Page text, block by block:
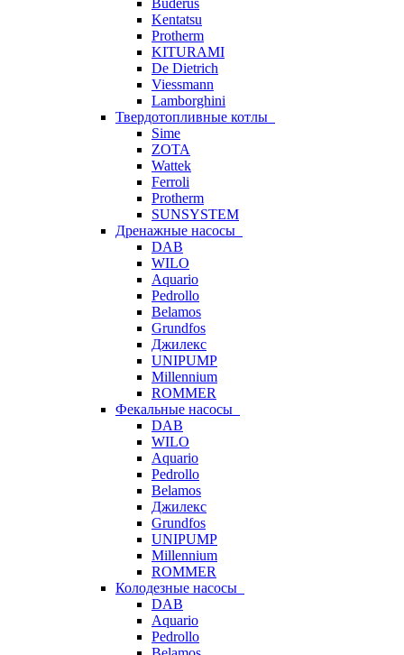
Buderus
Kentatsu
Protherm
KITURAMI
De Dietrich
Viessmann
Lamborghini
Твердотопливные котлы
Sime
ZOTA
Wattek
Ferroli
Protherm
SUNSYSTEM
Дренажные насосы
DAB
WILO
Aquario
Pedrollo
Belamos
Grundfos
Джилекс
UNIPUMP
Millennium
ROMMER
Фекальные насосы
DAB
WILO
Aquario
Pedrollo
Belamos
Джилекс
Grundfos
UNIPUMP
Millennium
ROMMER
Колодезные насосы
DAB
Aquario
Pedrollo